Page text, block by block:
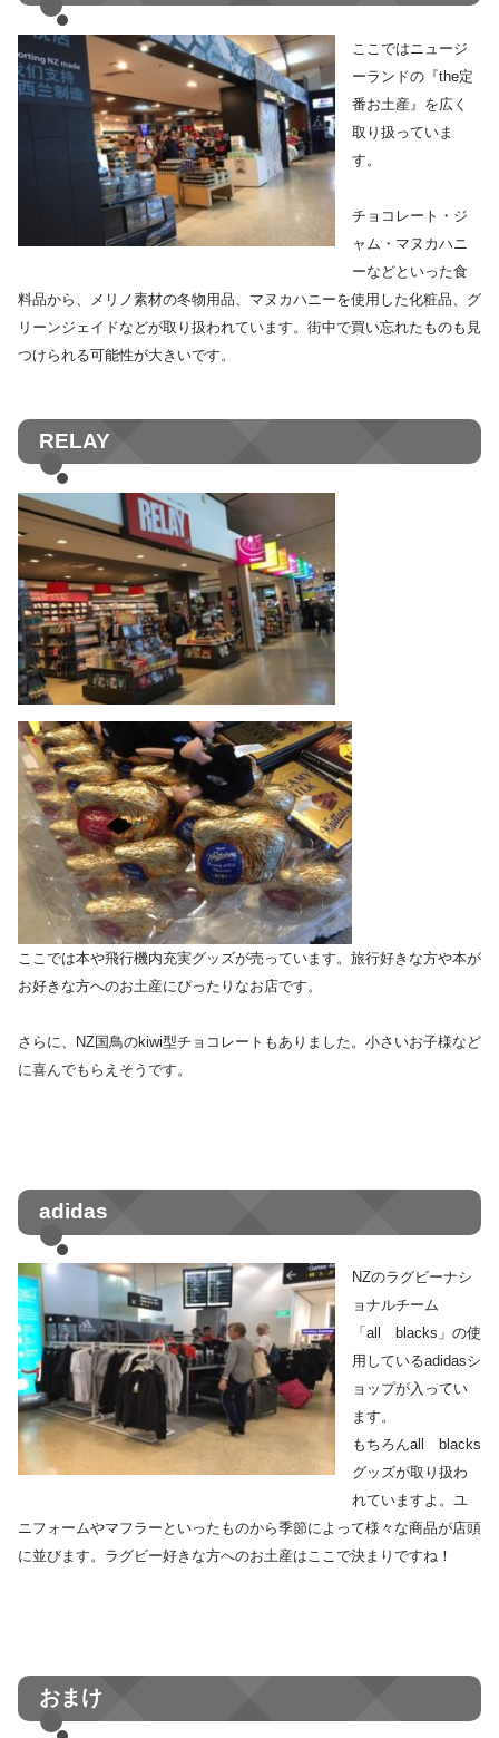
ここではニュージ
ーランドの『the定
番お土産』を広く
取り扱っていま
す。
チョコレート・ジ
ャム・マヌカハニ
ーなどといった食
料品から、メリノ素材の冬物用品、マヌカハニーを使用した化粧品、グ
リーンジェイドなどが取り扱われています。街中で買い忘れたものも見
つけられる可能性が大きいです。
RELAY
ここでは本や飛行機内充実グッズが売っています。旅行好きな方や本が
お好きな方へのお土産にぴったりなお店です。
さらに、NZ国鳥のkiwi型チョコレートもありました。小さいお子様など
に喜んでもらえそうです。
adidas
NZのラグビーナシ
ョナルチーム
「all blacks」の使
用しているadidasシ
ョップが入ってい
ます。
もちろんall blacks
グッズが取り扱わ
れていますよ。ユ
ニフォームやマフラーといったものから季節によって様々な商品が店頭
に並びます。ラグビー好きな方へのお土産はここで決まりですね！
おまけ